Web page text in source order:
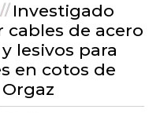
Investigado
cables de acero
lesivos para
en cotos de